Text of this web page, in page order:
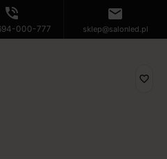
phone_in_talk
000-777
mail
sklep@salonled.pl
favorite_border